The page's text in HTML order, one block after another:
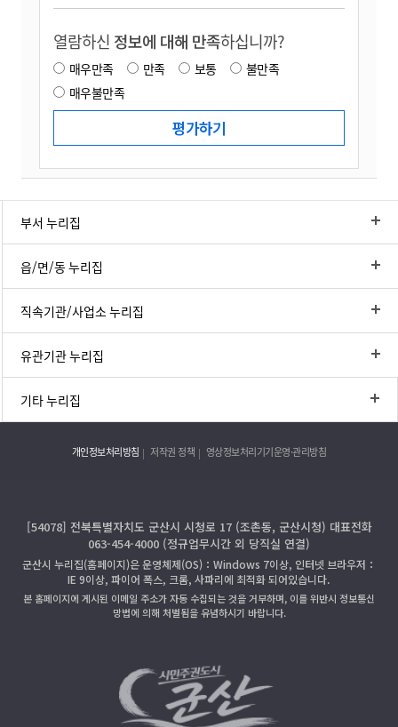
열람하신 정보에 대해 만족하십니까?
매우만족 만족 보통
불만족
매우불만족
부서 누리집
읍/면/동 누리집
직속기관/사업소 누리집
유관기관 누리집
기타 누리집
개인정보처리방침 저작권 정책 영상정보처리기기운영·관리방침
[54078] 전북특별자치도 군산시 시청로 17 (조촌동, 군산시청) 대표전화
063-454-4000 (정규업무시간 외 당직실 연결)
군산시 누리집(홈페이지)은 운영체제(OS)：Windows 7이상, 인터넷 브라우저：
IE 9이상, 파이어 폭스, 크롬, 사파리에 최적화 되어있습니다.
본 홈페이지에 게시된 이메일 주소가 자동 수집되는 것을 거부하며, 이를 위반시 정보통신
망법에 의해 처벌됨을 유념하시기 바랍니다.